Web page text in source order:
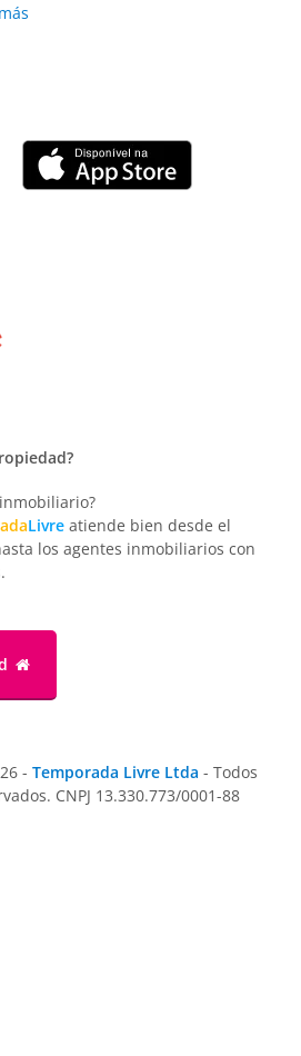
Livre atiende bien desde el
los agentes inmobiliarios con
- Temporada Livre Ltda - Todos
CNPJ 13.330.773/0001-88